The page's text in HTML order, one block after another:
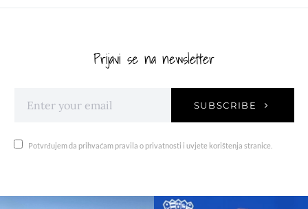
Prijavi se na newsletter
SUBSCRIBE
Potvrđujem da prihvaćam pravila o privatnosti i uvjete korištenja stranice.